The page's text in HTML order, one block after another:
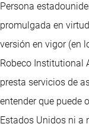
Persona
promulgada en
versión en vigor (en
Robeco Institutional
presta servicios de
entender que puede
Estados Unidos ni a